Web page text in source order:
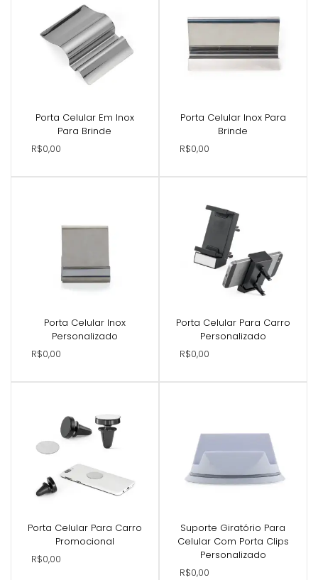
Porta Celular Em Inox
Para Brinde
R$0,00
Porta Celular Inox Para
Brinde
R$0,00
Porta Celular Inox
Personalizado
R$0,00
Porta Celular Para Carro
Personalizado
R$0,00
Porta Celular Para Carro
Promocional
R$0,00
Suporte Giratório Para
Celular Com Porta Clips
Personalizado
R$0,00